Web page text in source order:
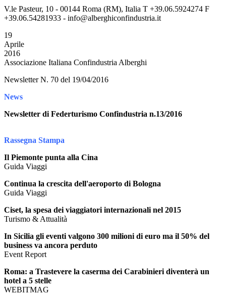
V.le Pasteur, 10 - 00144 Roma (RM), Italia T +39.06.5924274 F
+39.06.54281933 - info@alberghiconfindustria.it
19
Aprile
2016
Associazione Italiana Confindustria Alberghi
Newsletter N. 70 del 19/04/2016
News
Newsletter di Federturismo Confindustria n.13/2016
Rassegna Stampa
Il Piemonte punta alla Cina
Guida Viaggi
Continua la crescita dell'aeroporto di Bologna
Guida Viaggi
Ciset, la spesa dei viaggiatori internazionali nel 2015
Turismo & Attualità
In Sicilia gli eventi valgono 300 milioni di euro ma il 50% del
business va ancora perduto
Event Report
Roma: a Trastevere la caserma dei Carabinieri diventerà un
hotel a 5 stelle
WEBITMAG